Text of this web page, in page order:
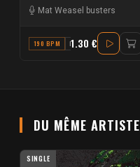
Mat Weasel busters
190 BPM F1.30 €
DU MÊME ARTISTE
SINGLE